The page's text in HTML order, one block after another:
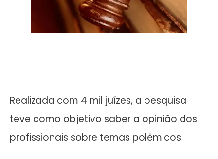
Realizada com 4 mil juízes, a pesquisa
teve como objetivo saber a opinião dos
profissionais sobre temas polêmicos